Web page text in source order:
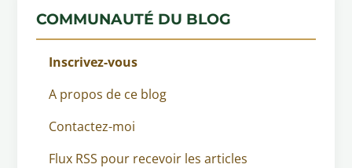
COMMUNAUTÉ DU BLOG
Inscrivez-vous
A propos de ce blog
Contactez-moi
Flux RSS pour recevoir les articles